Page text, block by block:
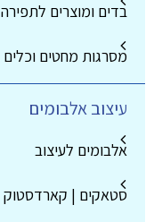
בדים ומוצרים לתפירה
מסרגות מחטים וכלים
עיצוב אלבומים
אלבומים לעיצוב
סטאקים | קארדסטוק